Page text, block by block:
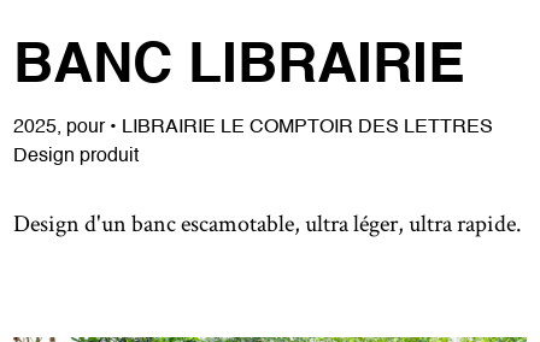
BANC LIBRAIRIE
2025, pour • LIBRAIRIE LE COMPTOIR DES LETTRES
Design produit
Design d'un banc escamotable, ultra léger, ultra rapide.